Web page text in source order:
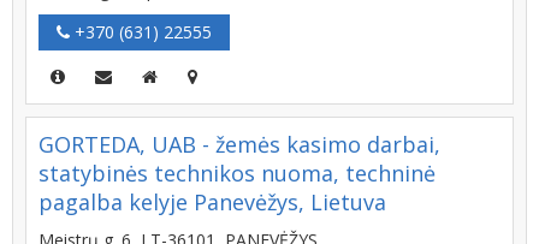
+370 (631) 22555
GORTEDA, UAB - žemės kasimo darbai,
statybinės technikos nuoma, techninė
pagalba kelyje Panevėžys, Lietuva